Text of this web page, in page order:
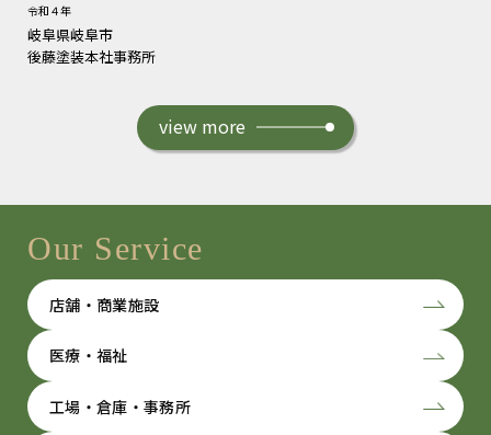
令和４年
岐阜県岐阜市
後藤塗装本社事務所
view more
Our Service
店舗・商業施設
医療・福祉
工場・倉庫・事務所